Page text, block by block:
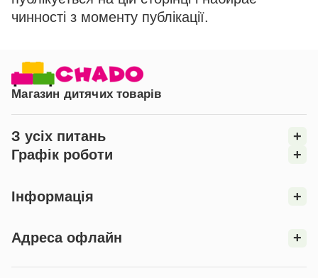
чинності з моменту публікації.
Магазин дитячих товарів
З усіх питань
+
Графік роботи
+
Інформація +
Адреса офлайн +